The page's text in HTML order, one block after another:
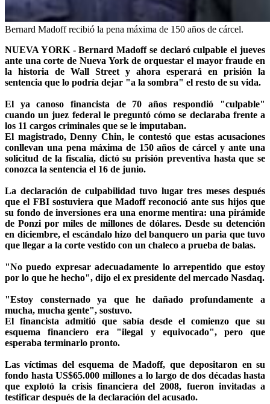
Bernard Madoff recibió la pena máxima de 150 años de cárcel.
NUEVA YORK - Bernard Madoff se declaró culpable el jueves
ante una corte de Nueva York de orquestar el mayor fraude en
la historia de Wall Street y ahora esperará en prisión la
sentencia que lo podría dejar "a la sombra" el resto de su vida.
El ya canoso financista de 70 años respondió "culpable"
cuando un juez federal le preguntó cómo se declaraba frente a
los 11 cargos criminales que se le imputaban.
El magistrado, Denny Chin, le contestó que estas acusaciones
conllevan una pena máxima de 150 años de cárcel y ante una
solicitud de la fiscalía, dictó su prisión preventiva hasta que se
conozca la sentencia el 16 de junio.
La declaración de culpabilidad tuvo lugar tres meses después
que el FBI sostuviera que Madoff reconoció ante sus hijos que
su fondo de inversiones era una enorme mentira: una pirámide
de Ponzi por miles de millones de dólares. Desde su detención
en diciembre, el escándalo hizo del banquero un paria que tuvo
que llegar a la corte vestido con un chaleco a prueba de balas.
"No puedo expresar adecuadamente lo arrepentido que estoy
por lo que he hecho", dijo el ex presidente del mercado Nasdaq.
"Estoy consternado ya que he dañado profundamente a
mucha, mucha gente", sostuvo.
El financista admitió que sabía desde el comienzo que su
esquema financiero era "ilegal y equivocado", pero que
esperaba terminarlo pronto.
Las víctimas del esquema de Madoff, que depositaron en su
fondo hasta US$65.000 millones a lo largo de dos décadas hasta
que explotó la crisis financiera del 2008, fueron invitadas a
testificar después de la declaración del acusado.